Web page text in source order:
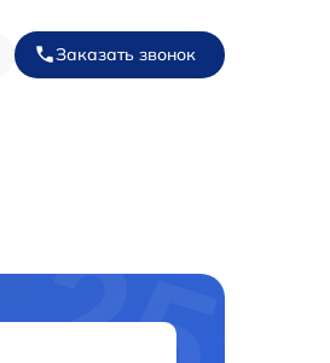
Заказать звонок